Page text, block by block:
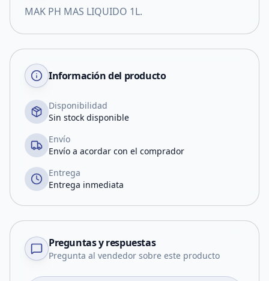
MAK PH MAS LIQUIDO 1L.
Información del producto
Disponibilidad
Sin stock disponible
Envío
Envío a acordar con el comprador
Entrega
Entrega inmediata
Preguntas y respuestas
Pregunta al vendedor sobre este producto